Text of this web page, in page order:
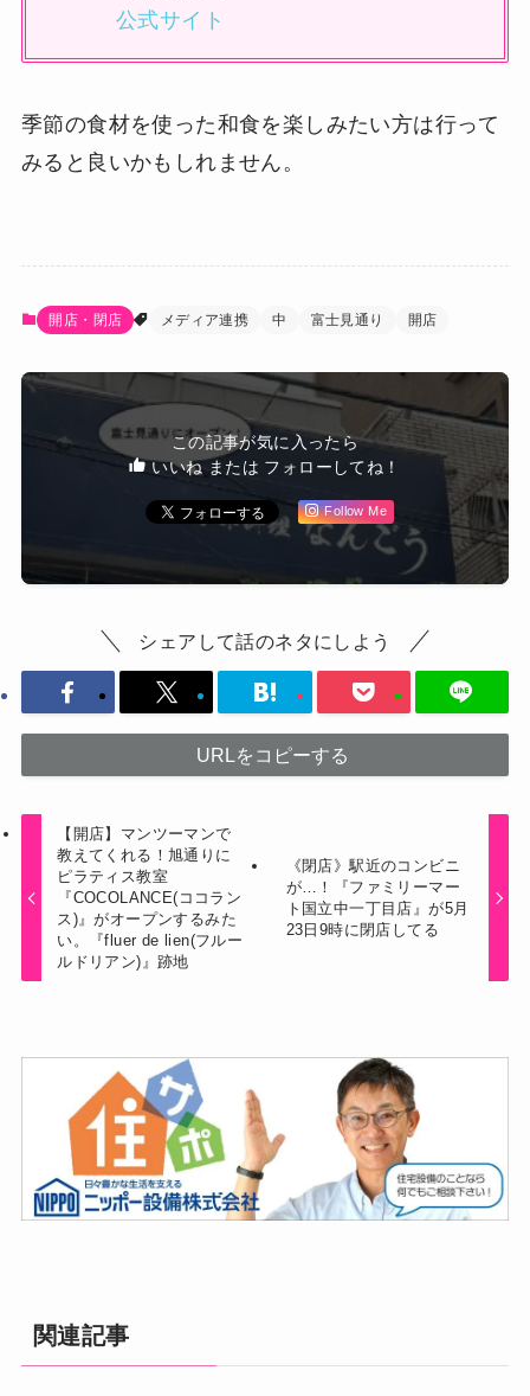
公式サイト
季節の食材を使った和食を楽しみたい方は行って
みると良いかもしれません。
開店・閉店 メディア連携 中 富士見通り 開店
この記事が気に入ったら
いいね または フォローしてね！
Follow Me
シェアして話のネタにしよう
URLをコピーする
【開店】マンツーマンで
教えてくれる！旭通りに
ピラティス教室
『COCOLANCE(ココラン
ス)』がオープンするみた
い。『fluer de lien(フルー
ルドリアン)』跡地
《閉店》駅近のコンビニ
が…！『ファミリーマー
ト国立中一丁目店』が5月
23日9時に閉店してる
関連記事